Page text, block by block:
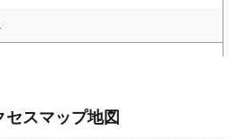
スマップ地図